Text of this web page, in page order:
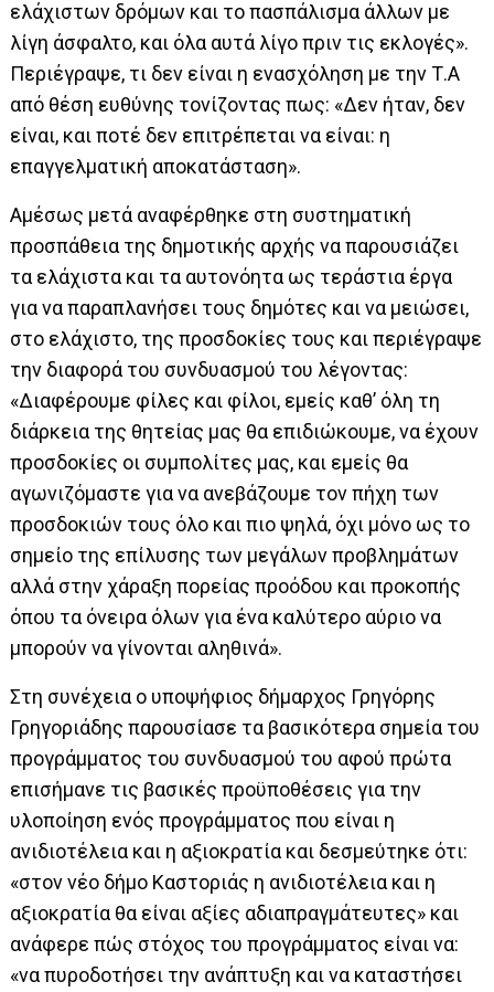
ελάχιστων δρόμων και το πασπάλισμα άλλων με
λίγη άσφαλτο, και όλα αυτά λίγο πριν τις εκλογές».
Περιέγραψε, τι δεν είναι η ενασχόληση με την Τ.Α
από θέση ευθύνης τονίζοντας πως: «Δεν ήταν, δεν
είναι, και ποτέ δεν επιτρέπεται να είναι: η
επαγγελματική αποκατάσταση».
Αμέσως μετά αναφέρθηκε στη συστηματική
προσπάθεια της δημοτικής αρχής να παρουσιάζει
τα ελάχιστα και τα αυτονόητα ως τεράστια έργα
για να παραπλανήσει τους δημότες και να μειώσει,
στο ελάχιστο, της προσδοκίες τους και περιέγραψε
την διαφορά του συνδυασμού του λέγοντας:
«Διαφέρουμε φίλες και φίλοι, εμείς καθ’ όλη τη
διάρκεια της θητείας μας θα επιδιώκουμε, να έχουν
προσδοκίες οι συμπολίτες μας, και εμείς θα
αγωνιζόμαστε για να ανεβάζουμε τον πήχη των
προσδοκιών τους όλο και πιο ψηλά, όχι μόνο ως το
σημείο της επίλυσης των μεγάλων προβλημάτων
αλλά στην χάραξη πορείας προόδου και προκοπής
όπου τα όνειρα όλων για ένα καλύτερο αύριο να
μπορούν να γίνονται αληθινά».
Στη συνέχεια ο υποψήφιος δήμαρχος Γρηγόρης
Γρηγοριάδης παρουσίασε τα βασικότερα σημεία του
προγράμματος του συνδυασμού του αφού πρώτα
επισήμανε τις βασικές προϋποθέσεις για την
υλοποίηση ενός προγράμματος που είναι η
ανιδιοτέλεια και η αξιοκρατία και δεσμεύτηκε ότι:
«στον νέο δήμο Καστοριάς η ανιδιοτέλεια και η
αξιοκρατία θα είναι αξίες αδιαπραγμάτευτες» και
ανάφερε πώς στόχος του προγράμματος είναι να:
«να πυροδοτήσει την ανάπτυξη και να καταστήσει